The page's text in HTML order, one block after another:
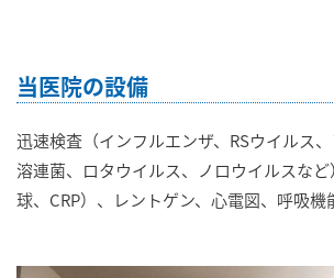
当医院の設備
迅速検査（インフルエンザ、RSウイルス、
溶連菌、ロタウイルス、ノロウイルスな
球、CRP）、レントゲン、心電図、呼吸機